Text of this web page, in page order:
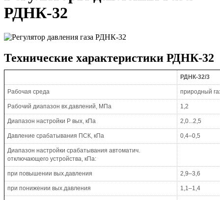
РДНК-32
Технические характеристики РДНК-32
РДНК-32/3
Рабочая среда природный
Рабочий диапазон вх.давлений, МПа 1,2
Диапазон настройки Р вых, кПа 2,0...2,5
Давление срабатывания ПСК, кПа 0,4–0,5
Диапазон настройки срабатывания автоматич.
отключающего устройства, кПа:
при повышении вых.давления 2,9–3,6
при понижении вых.давления 1,1–1,4